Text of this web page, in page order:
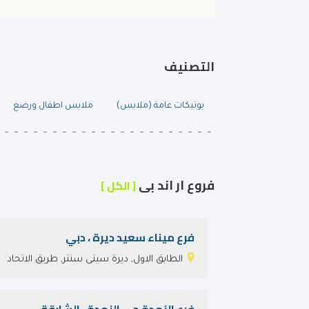
التصنيف
بوتيكات عامة (ملابس) ملابس اطفال ورضع
فروع ار اند بى[ الكل ]
فرع ميناء سعيد ديرة ، دبي
الطابق الاول, ديرة سيتى سنتر, طريق الاتحاد